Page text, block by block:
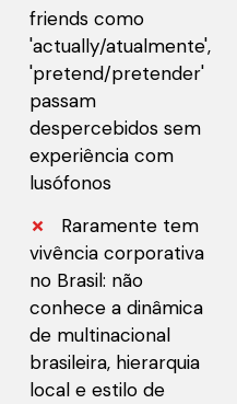
friends como
'actually/atualmente',
'pretend/pretender'
passam
despercebidos sem
experiência com
lusófonos
✗
Raramente tem
vivência corporativa
no Brasil: não
conhece a dinâmica
de multinacional
brasileira, hierarquia
local e estilo de